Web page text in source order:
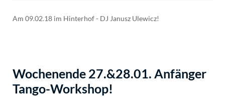
Am 09.02.18 im Hinterhof - DJ Janusz Ulewicz!
Wochenende 27.&28.01. Anfänger
Tango-Workshop!